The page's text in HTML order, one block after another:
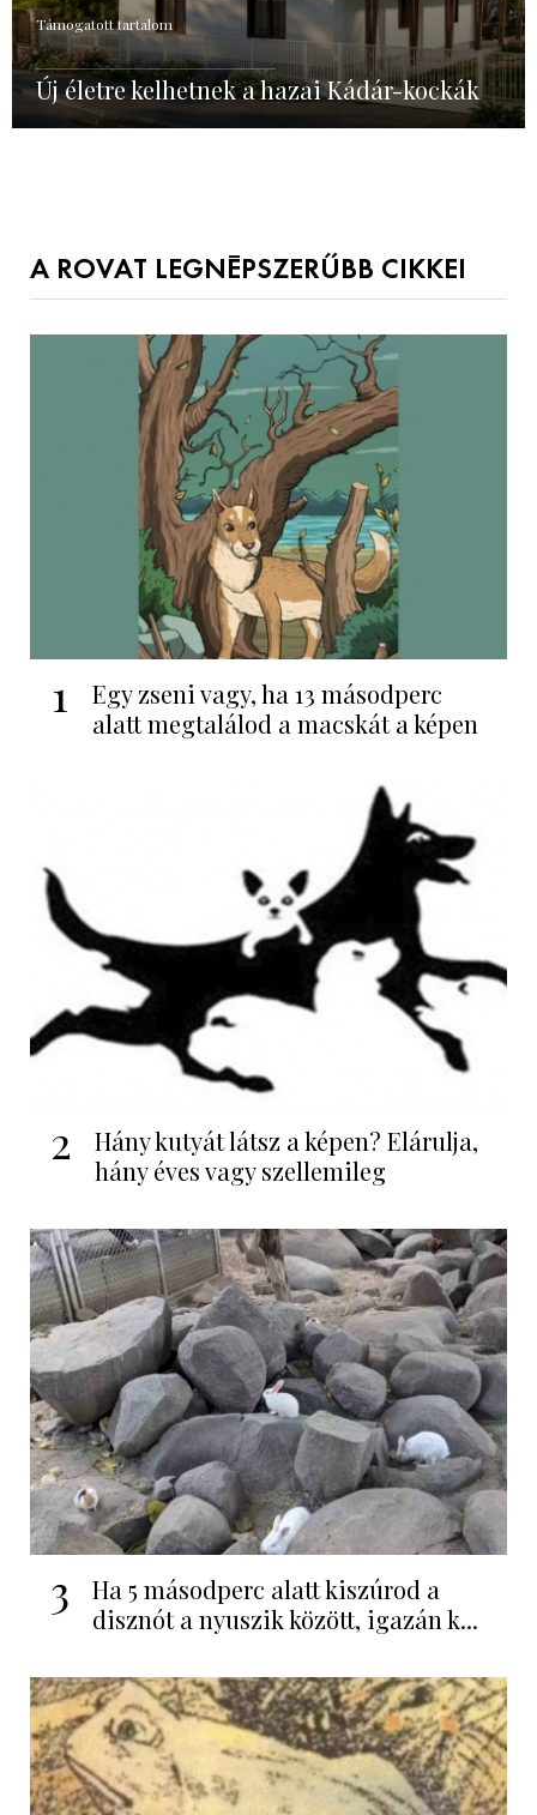
Támogatott tartalom
Új életre kelhetnek a hazai Kádár-kockák
A ROVAT LEGNÉPSZERŰBB CIKKEI
1
Egy zseni vagy, ha 13 másodperc
alatt megtalálod a macskát a képen
2
Hány kutyát látsz a képen? Elárulja,
hány éves vagy szellemileg
3
Ha 5 másodperc alatt kiszúrod a
disznót a nyuszik között, igazán k...